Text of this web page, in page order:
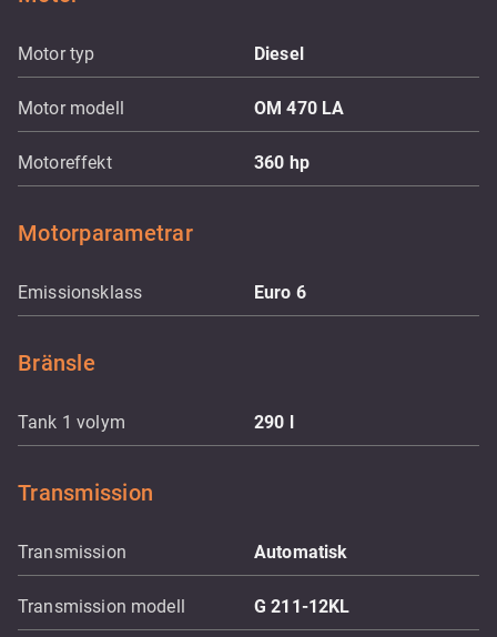
Motor typ Diesel
Motor modell OM 470 LA
Motoreffekt 360 hp
Motorparametrar
Emissionsklass Euro 6
Bränsle
Tank 1 volym 290 l
Transmission
Transmission Automatisk
Transmission modell G 211-12KL